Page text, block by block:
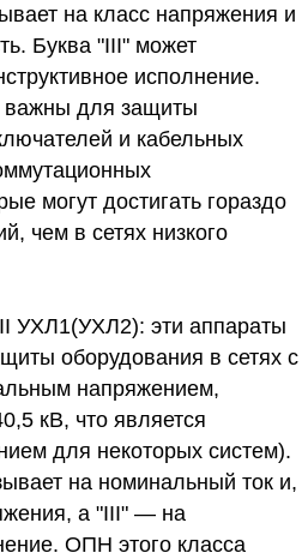
на класс напряжения и
Буква "III" может
исполнение.
важны для защиты
и кабельных
могут достигать гораздо
чем в сетях низкого
УХЛ1(УХЛ2): эти аппараты
оборудования в сетях с
напряжением,
кВ, что является
для некоторых систем).
на номинальный ток и,
а "III" — на
ОПН этого класса